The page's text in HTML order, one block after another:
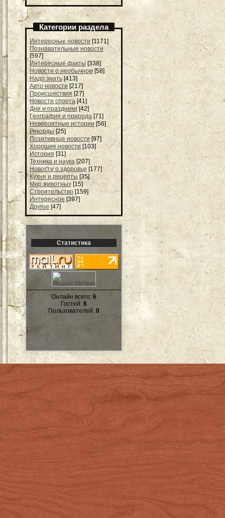
Категории раздела
Интересные новости [1171]
Познавательные новости
[597]
Интересные факты [338]
Новости о необычном [58]
Надо знать [413]
Авто новости [217]
Происшествия [27]
Новости спорта [41]
Дни и праздники [42]
География и природа [71]
Невероятные истории [56]
Рекорды [25]
Позитивные новости [97]
Хорошие новости [103]
История [31]
Техника и наука [207]
Новости о здоровье [177]
Кухня и рецепты [35]
Мир животных [15]
Строительство [159]
Интересное [397]
Другое [47]
Статистика
Онлайн всего: 6
Гостей: 6
Пользователей: 0